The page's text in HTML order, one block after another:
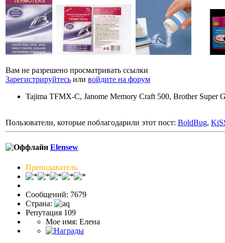
Вам не разрешено просматривать ссылки
Зарегистрируйтесь или войдите на форум
Tajima TFMX-C, Janome Memory Craft 500, Brother Super
Пользователи, которые поблагодарили этот пост: BoldBug,
Elensew
Преподаватель
Сообщений: 7679
Страна:
Репутация 109
Мое имя: Елена